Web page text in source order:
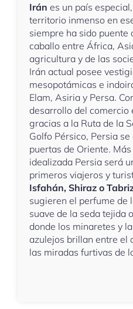
Irán es un país
territorio inmenso en
siempre ha sido puente
caballo entre África,
agricultura y de las
Irán actual posee
mesopotámicas e
Elam, Asiria y Persa.
desarrollo del comercio
gracias a la Ruta de la
Golfo Pérsico, Persia
puertas de Oriente.
idealizada Persia será
primeros viajeros y
Isfahán, Shiraz o
sugieren el perfume de
suave de la seda tejida
donde los minaretes y
azulejos brillan entre el
las miradas furtivas de